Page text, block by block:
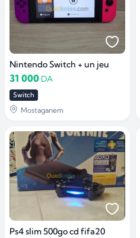
Nintendo Switch + un jeu
31 000 DA
Switch
Mostaganem
Ps4 slim 500go cd fifa20